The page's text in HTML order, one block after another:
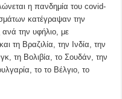
η πανδημία του covid-
κατέγραψαν την
την υφήλιο, με
τη Βραζιλία, την Ινδία, την
τη Βολιβία, το Σουδάν, την
το το Βέλγιο, το